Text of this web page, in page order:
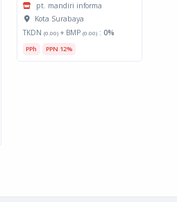
pt. mandiri informa
Kota Surabaya
TKDN (0.00)+ BMP (0.00): 0%
PPh PPN 12%